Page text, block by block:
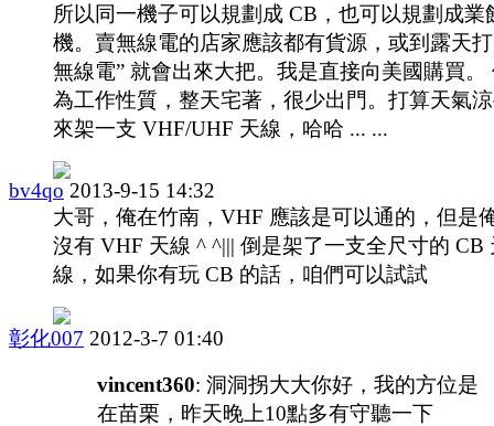
所以同一機子可以規劃成 CB，也可以規劃成業
機。賣無線電的店家應該都有貨源，或到露天
無線電” 就會出來大把。我是直接向美國購買。
為工作性質，整天宅著，很少出門。打算天氣
來架一支 VHF/UHF 天線，哈哈 ... ...
bv4qo 2013-9-15 14:32
大哥，俺在竹南，VHF 應該是可以通的，但是
沒有 VHF 天線 ^ ^||| 倒是架了一支全尺寸的 CB
線，如果你有玩 CB 的話，咱們可以試試
彰化007 2012-3-7 01:40
vincent360: 洞洞拐大大你好，我的方位是
在苗栗，昨天晚上10點多有守聽一下